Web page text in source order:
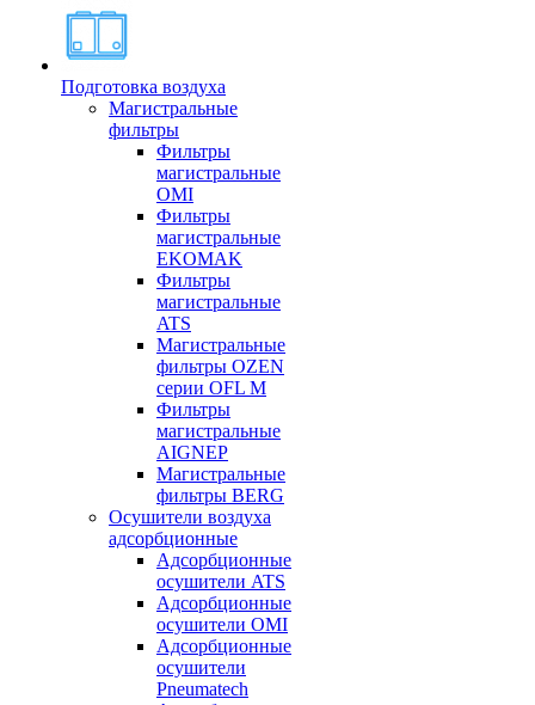
Подготовка воздуха
Магистральные
фильтры
Фильтры
магистральные
OMI
Фильтры
магистральные
EKOMAK
Фильтры
магистральные
ATS
Магистральные
фильтры OZEN
серии OFL M
Фильтры
магистральные
AIGNEP
Магистральные
фильтры BERG
Осушители воздуха
адсорбционные
Адсорбционные
осушители ATS
Адсорбционные
осушители OMI
Адсорбционные
осушители
Pneumatech